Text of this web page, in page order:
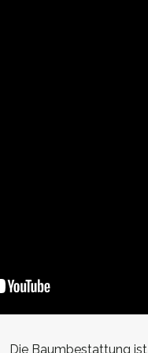
Die Baumbestattung